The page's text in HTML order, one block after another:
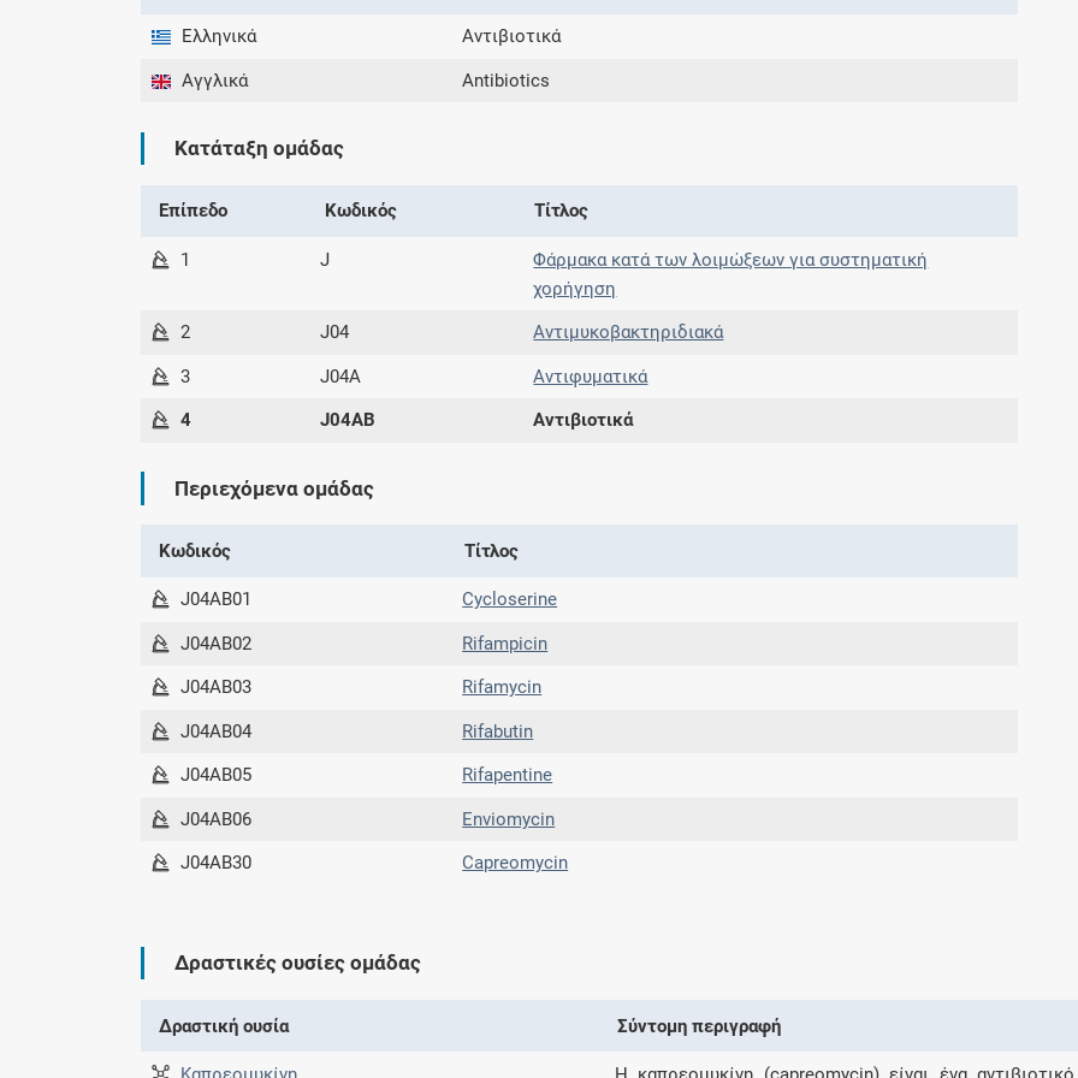
νόσους, συμπτώματα και ιατρικές πράξεις
Ελληνικά Αντιβιοτικά
Αγγλικά Antibiotics
Κατάταξη ομάδας
Επίπεδο Κωδικός Τίτλος
1 J
Φάρμακα κατά των λοιμώξεων για συστηματική
χορήγηση
2 J04 Αντιμυκοβακτηριδιακά
3 J04A Αντιφυματικά
4 J04AB Αντιβιοτικά
Περιεχόμενα ομάδας
Κωδικός Τίτλος
J04AB01 Cycloserine
J04AB02 Rifampicin
J04AB03 Rifamycin
J04AB04 Rifabutin
J04AB05 Rifapentine
J04AB06 Enviomycin
J04AB30 Capreomycin
Δραστικές ουσίες ομάδας
Δραστική ουσία Σύντομη περιγραφή